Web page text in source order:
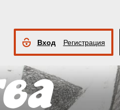
Вход Регистрация